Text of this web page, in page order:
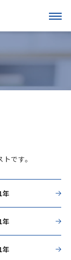
です。
年
年
年